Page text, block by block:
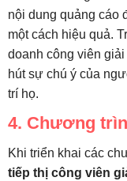
nội dung quảng cáo
một cách hiệu quả.
doanh công viên
hút sự chú ý của
trí họ.
4. Chương
Khi triển khai các
tiếp thị công viên